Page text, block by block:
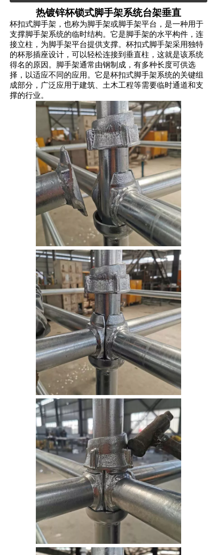
热镀锌杯锁式脚手架系统台架垂直
杯扣式脚手架，也称为脚手架或脚手架平台，是一种用于
支撑脚手架系统的临时结构。它是脚手架的水平构件，连
接立柱，为脚手架平台提供支撑。杯扣式脚手架采用独特
的杯形插座设计，可以轻松连接到垂直柱，这就是该系统
得名的原因。脚手架通常由钢制成，有多种长度可供选
择，以适应不同的应用。它是杯扣式脚手架系统的关键组
成部分，广泛应用于建筑、土木工程等需要临时通道和支
撑的行业。